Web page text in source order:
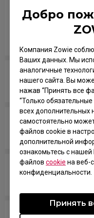
Добро
Компания Zowie
Ваших данных. Мы
аналогичные
нашего сайта. Вы
нажав “Принять все
“Только
всех дополнительных
самостоятельно
файлов cookie в
дополнительной
ознакомьтесь с
файлов cookie на веб-
конфиденциальности.
Принять
себе, даже когда я
просто ставлю
Кнопка мыши
постоянно.
Колесико
двигаешь мышь
ПК не распознает
Курсор застрял у